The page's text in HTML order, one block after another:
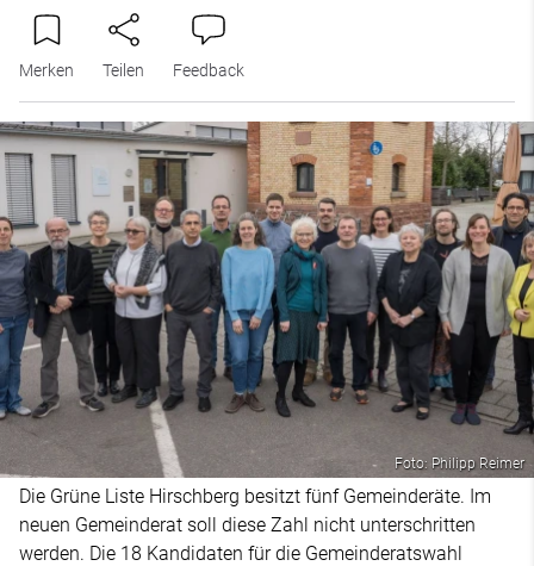
Merken Teilen Feedback
Foto: Philipp Reimer
Die Grüne Liste Hirschberg besitzt fünf Gemeinderäte. Im
neuen Gemeinderat soll diese Zahl nicht unterschritten
werden. Die 18 Kandidaten für die Gemeinderatswahl